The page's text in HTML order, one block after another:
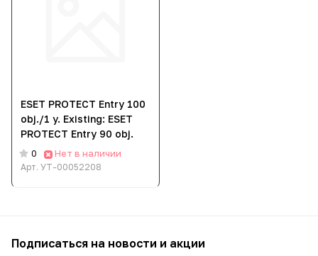
ESET PROTECT Entry 100
obj./1 y. Еxisting: ESET
PROTECT Entry 90 obj.
0 Нет в наличии
Арт. УТ-00052208
Подписаться на новости и акции